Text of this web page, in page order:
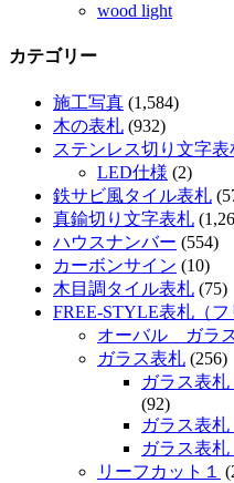
wood light
カテゴリー
施工写真 (1,584)
木の表札 (932)
ステンレス切り文字表
LED仕様 (2)
鉄サビ風タイル表札
真鍮切り文字表札
ハウスナンバー (554)
カーボンサイン (10)
木目調タイル表札 (75)
FREE-STYLE表札（フ
オーバル ガラ
ガラス表札 (256)
ガラス表札
(92)
ガラス表札
ガラス表
リーフカット１